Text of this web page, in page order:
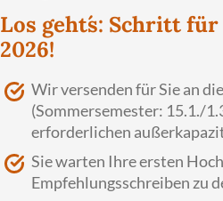
Los geht´s: Schritt
2026!
Wir versenden für Sie an
(Sommersemester: 15.1./
erforderlichen
Sie warten Ihre ersten
Empfehlungsschreiben zu